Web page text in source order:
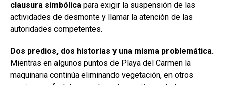
clausura simbólica para exigir la suspensión de las
actividades de desmonte y llamar la atención de las
autoridades competentes.
Dos predios, dos historias y una misma problemática.
Mientras en algunos puntos de Playa del Carmen la
maquinaria continúa eliminando vegetación, en otros